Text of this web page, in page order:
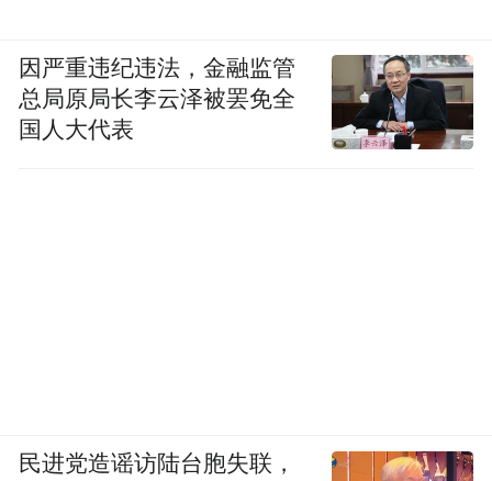
因严重违纪违法，金融监管
总局原局长李云泽被罢免全
国人大代表
民进党造谣访陆台胞失联，